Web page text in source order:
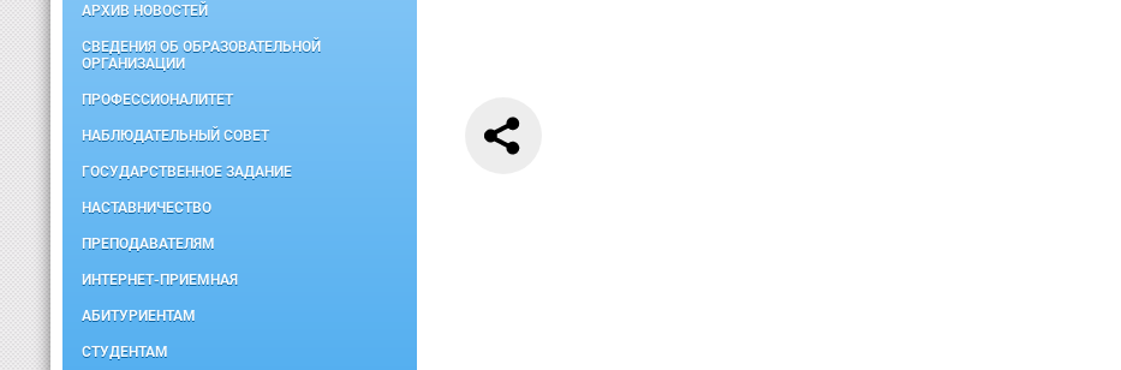
АРХИВ НОВОСТЕЙ
СВЕДЕНИЯ ОБ ОБРАЗОВАТЕЛЬНОЙ
ОРГАНИЗАЦИИ
ПРОФЕССИОНАЛИТЕТ
НАБЛЮДАТЕЛЬНЫЙ СОВЕТ
ГОСУДАРСТВЕННОЕ ЗАДАНИЕ
НАСТАВНИЧЕСТВО
ПРЕПОДАВАТЕЛЯМ
ИНТЕРНЕТ-ПРИЕМНАЯ
АБИТУРИЕНТАМ
СТУДЕНТАМ